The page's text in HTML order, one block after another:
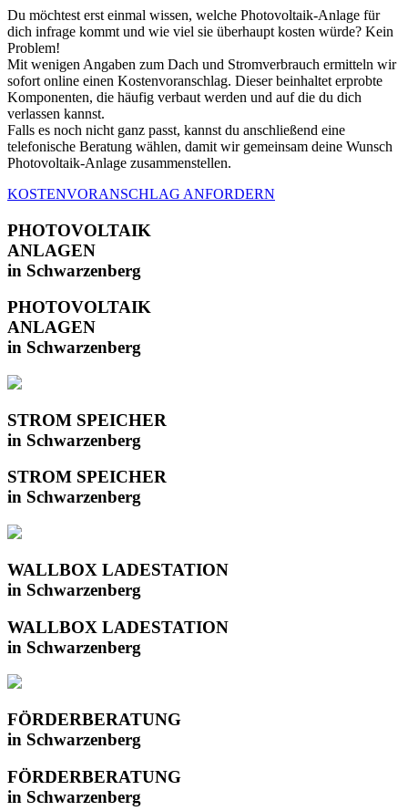
Du möchtest erst einmal wissen, welche Photovoltaik-Anlage für
dich infrage kommt und wie viel sie überhaupt kosten würde? Kein
Problem!
Mit wenigen Angaben zum Dach und Stromverbrauch ermitteln wir
sofort online einen Kostenvoranschlag. Dieser beinhaltet erprobte
Komponenten, die häufig verbaut werden und auf die du dich
verlassen kannst.
Falls es noch nicht ganz passt, kannst du anschließend eine
telefonische Beratung wählen, damit wir gemeinsam deine Wunsch
Photovoltaik-Anlage zusammenstellen.
KOSTENVORANSCHLAG ANFORDERN
PHOTOVOLTAIK
ANLAGEN
in Schwarzenberg
PHOTOVOLTAIK
ANLAGEN
in Schwarzenberg
STROM SPEICHER
in Schwarzenberg
STROM SPEICHER
in Schwarzenberg
WALLBOX LADESTATION
in Schwarzenberg
WALLBOX LADESTATION
in Schwarzenberg
FÖRDERBERATUNG
in Schwarzenberg
FÖRDERBERATUNG
in Schwarzenberg